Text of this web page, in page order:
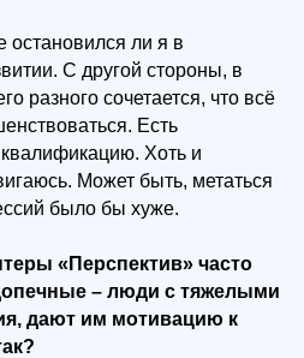
остановился ли я в
С другой стороны, в
разного сочетается, что всё
Есть
Хоть и
Может быть, метаться
было бы хуже.
«Перспектив» часто
– люди с тяжелыми
дают им мотивацию к